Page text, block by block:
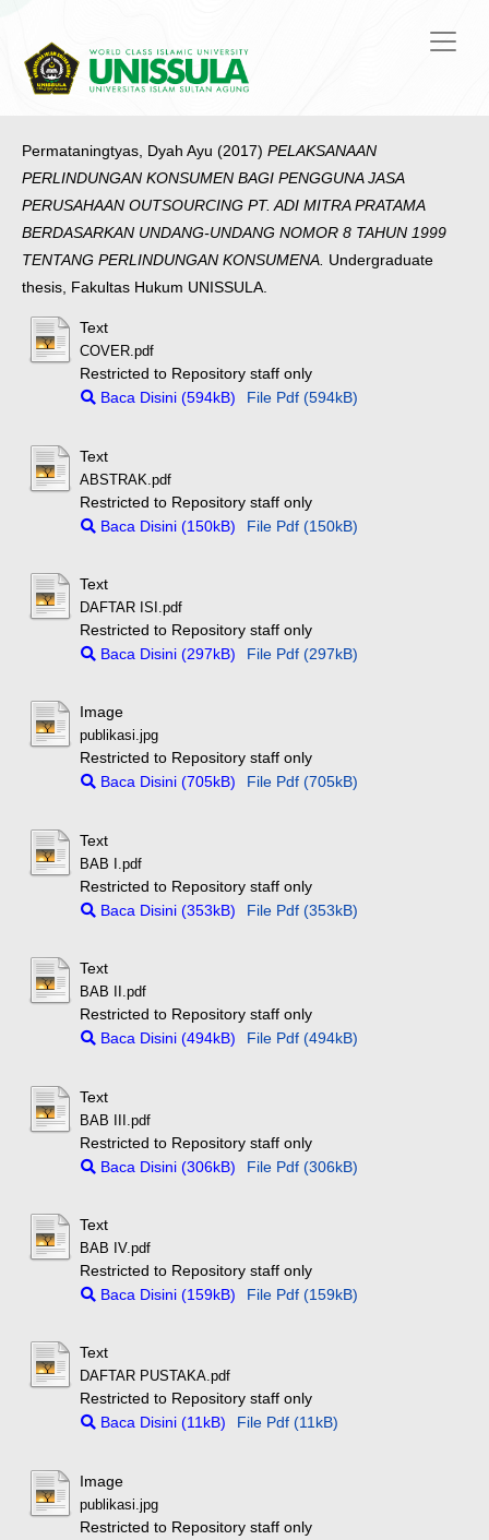
Permataningtyas, Dyah Ayu (2017) PELAKSANAAN
PERLINDUNGAN KONSUMEN BAGI PENGGUNA JASA
PERUSAHAAN OUTSOURCING PT. ADI MITRA PRATAMA
BERDASARKAN UNDANG-UNDANG NOMOR 8 TAHUN 1999
TENTANG PERLINDUNGAN KONSUMENA. Undergraduate
thesis, Fakultas Hukum UNISSULA.
Text
COVER.pdf
Restricted to Repository staff only
Baca Disini (594kB)
File Pdf (594kB)
Text
ABSTRAK.pdf
Restricted to Repository staff only
Baca Disini (150kB)
File Pdf (150kB)
Text
DAFTAR ISI.pdf
Restricted to Repository staff only
Baca Disini (297kB)
File Pdf (297kB)
Image
publikasi.jpg
Restricted to Repository staff only
Baca Disini (705kB)
File Pdf (705kB)
Text
BAB I.pdf
Restricted to Repository staff only
Baca Disini (353kB)
File Pdf (353kB)
Text
BAB II.pdf
Restricted to Repository staff only
Baca Disini (494kB)
File Pdf (494kB)
Text
BAB III.pdf
Restricted to Repository staff only
Baca Disini (306kB)
File Pdf (306kB)
Text
BAB IV.pdf
Restricted to Repository staff only
Baca Disini (159kB)
File Pdf (159kB)
Text
DAFTAR PUSTAKA.pdf
Restricted to Repository staff only
Baca Disini (11kB)
File Pdf (11kB)
Image
publikasi.jpg
Restricted to Repository staff only